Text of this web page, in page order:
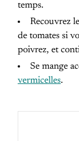
temps.
Recouvrez
de tomates si
poivrez, et
Se mange
vermicelles.